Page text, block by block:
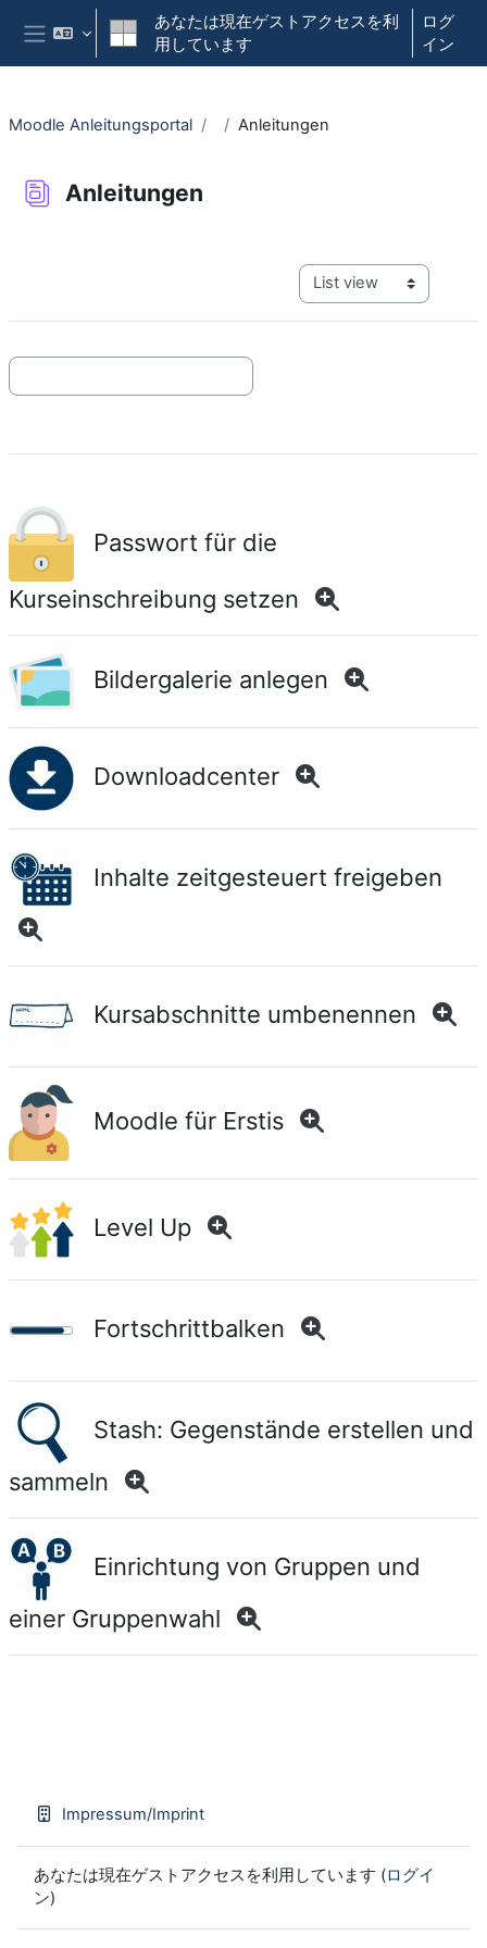
メインコンテンツへスキップする
サイドパネル
あなたは現在ゲストアクセスを利
用しています
ログ
イン
Moodle Anleitungsportal Anleitungen
Anleitungen
View mode tertiary
Passwort für die
Kurseinschreibung setzen
Bildergalerie anlegen
Downloadcenter
Inhalte zeitgesteuert freigeben
Kursabschnitte umbenennen
Moodle für Erstis
Level Up
Fortschrittbalken
Stash: Gegenstände erstellen und
sammeln
Einrichtung von Gruppen und
einer Gruppenwahl
Impressum/Imprint
あなたは現在ゲストアクセスを利用しています (ログイ
ン)